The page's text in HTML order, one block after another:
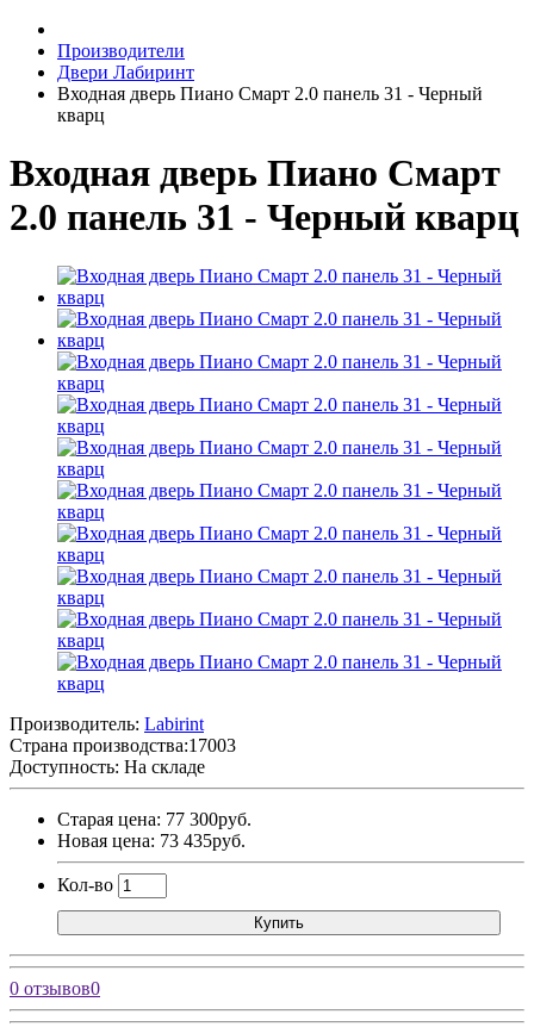
Производители
Двери Лабиринт
Входная дверь Пиано Смарт 2.0 панель 31 - Черный
кварц
Входная дверь Пиано Смарт
2.0 панель 31 - Черный кварц
Производитель: Labirint
Страна производства:17003
Доступность: На складе
Старая цена: 77 300руб.
Новая цена: 73 435руб.
Кол-во
Купить
0 отзывов0